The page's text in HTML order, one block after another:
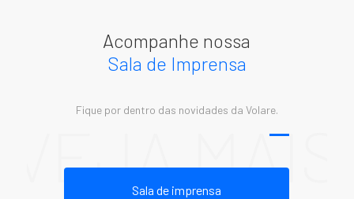
VEJA MAIS
Acompanhe nossa
Sala de Imprensa
Fique por dentro das novidades da Volare.
Sala de imprensa